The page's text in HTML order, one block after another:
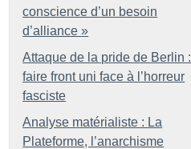
conscience d’un besoin
d’alliance »
Attaque de la pride de Berlin :
faire front uni face à l’horreur
fasciste
Analyse matérialiste : La
Plateforme, l’anarchisme